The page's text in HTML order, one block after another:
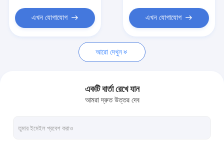
যোগাযোগ করুন
বাথরুম পণ্য ধারক
এখন যোগাযোগ এখন যোগাযোগ
আরো দেখুন
একটি বার্তা রেখে যান
আমরা দ্রুত উত্তর দেব